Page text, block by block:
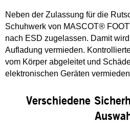
Neben der Zulassung für die
Schuhwerk von MASCOT®
nach ESD zugelassen. Damit
Aufladung vermieden.
vom Körper abgeleitet und
elektronischen Geräten
Verschiedene